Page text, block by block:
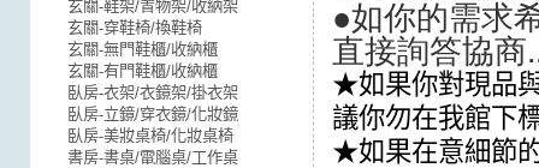
●如你的需求
直接詢答協商.
★如果你對現品
議你勿在我館下
★如果在意細節
玄關-鞋架/置物架/收納架
玄關-穿鞋椅/換鞋椅
玄關-無門鞋櫃/收納櫃
玄關-有門鞋櫃/收納櫃
臥房-衣架/衣鏡架/掛衣架
臥房-立鏡/穿衣鏡/化妝鏡
臥房-美妝桌椅/化妝桌椅
書房-書桌/電腦桌/工作桌